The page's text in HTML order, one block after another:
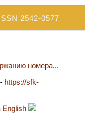
ISSN 2542-0577
номера...
- https://sfk-
English